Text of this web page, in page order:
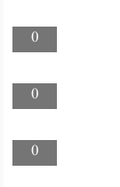
0
0
0